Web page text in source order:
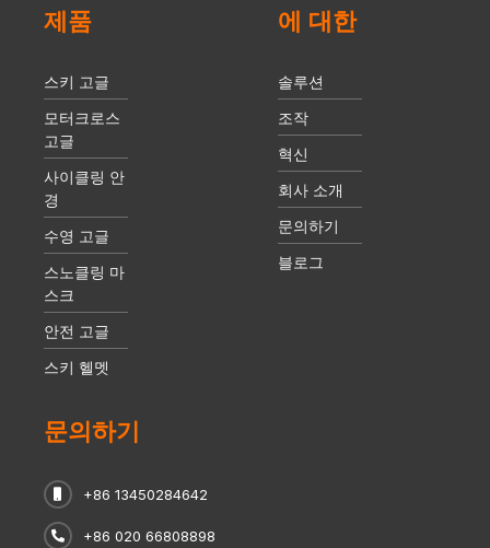
제품
스키 고글
모터크로스
고글
사이클링 안
경
수영 고글
스노클링 마
스크
안전 고글
스키 헬멧
에 대한
솔루션
조작
혁신
회사 소개
문의하기
블로그
문의하기
+86 13450284642
+86 020 66808898